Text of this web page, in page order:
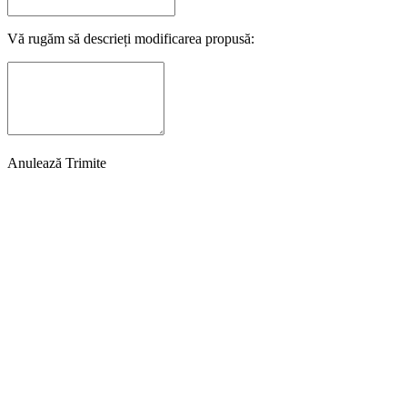
Vă rugăm să descrieți modificarea propusă:
Anulează Trimite